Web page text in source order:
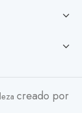
creado por